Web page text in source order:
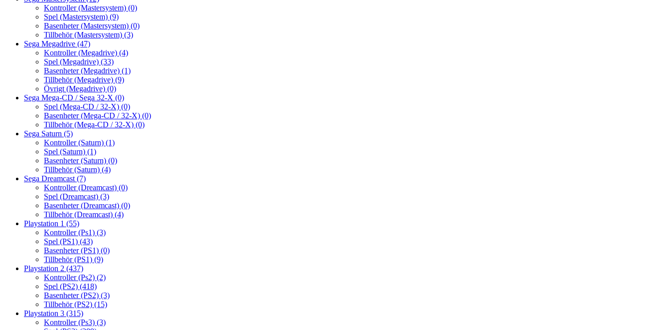
Kontroller (Mastersystem) (0)
Spel (Mastersystem) (9)
Basenheter (Mastersystem) (0)
Tillbehör (Mastersystem) (3)
Sega Megadrive (47)
Kontroller (Megadrive) (4)
Spel (Megadrive) (33)
Basenheter (Megadrive) (1)
Tillbehör (Megadrive) (9)
Övrigt (Megadrive) (0)
Sega Mega-CD / Sega 32-X (0)
Spel (Mega-CD / 32-X) (0)
Basenheter (Mega-CD / 32-X) (0)
Tillbehör (Mega-CD / 32-X) (0)
Sega Saturn (5)
Kontroller (Saturn) (1)
Spel (Saturn) (1)
Basenheter (Saturn) (0)
Tillbehör (Saturn) (4)
Sega Dreamcast (7)
Kontroller (Dreamcast) (0)
Spel (Dreamcast) (3)
Basenheter (Dreamcast) (0)
Tillbehör (Dreamcast) (4)
Playstation 1 (55)
Kontroller (Ps1) (3)
Spel (PS1) (43)
Basenheter (PS1) (0)
Tillbehör (PS1) (9)
Playstation 2 (437)
Kontroller (Ps2) (2)
Spel (PS2) (418)
Basenheter (PS2) (3)
Tillbehör (PS2) (15)
Playstation 3 (315)
Kontroller (Ps3) (3)